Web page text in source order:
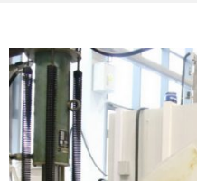
Studenci